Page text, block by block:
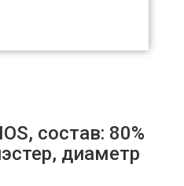
состав: 80%
диаметр